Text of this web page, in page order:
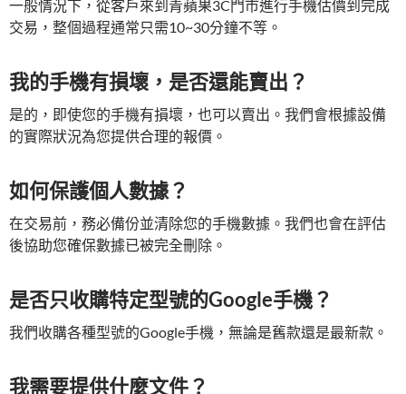
一般情況下，從客戶來到青蘋果3C門市進行手機估價到完成
交易，整個過程通常只需10~30分鐘不等。
我的手機有損壞，是否還能賣出？
是的，即使您的手機有損壞，也可以賣出。我們會根據設備
的實際狀況為您提供合理的報價。
如何保護個人數據？
在交易前，務必備份並清除您的手機數據。我們也會在評估
後協助您確保數據已被完全刪除。
是否只收購特定型號的Google手機？
我們收購各種型號的Google手機，無論是舊款還是最新款。
我需要提供什麼文件？